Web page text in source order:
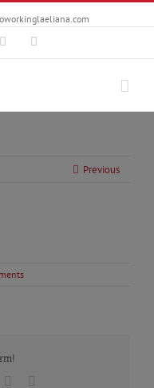
InstagramGoogle+
Previous